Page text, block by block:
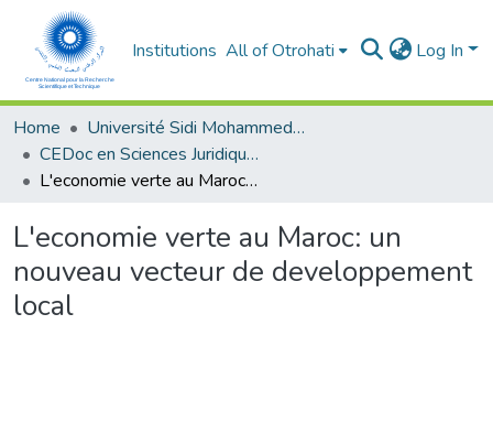
Institutions All of Otrohati Log In
Home
Université Sidi Mohammed Ben Abdellah - Fès
CEDoc en Sciences Juridiques, Economiques, Sociales, Chariaa et de Gestion (CED - SJESCG)
L'economie verte au Maroc: un nouveau vecteur de developpement local
L'economie verte au Maroc: un
nouveau vecteur de developpement
local